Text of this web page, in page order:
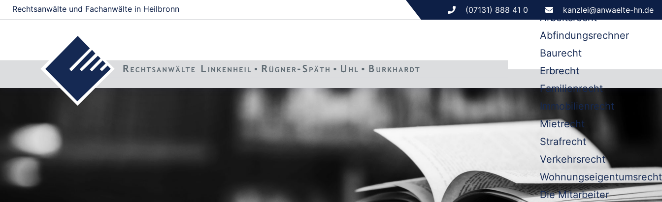
Rechtsanwälte und Fachanwälte in Heilbronn (07131) 888 41 0 kanzlei@anwaelte-hn.de
Arbeitsrecht
Abfindungsrechner
Baurecht
Erbrecht
Familienrecht
Immobilienrecht
Mietrecht
Strafrecht
Verkehrsrecht
Wohnungseigentumsrecht
Die Mitarbeiter